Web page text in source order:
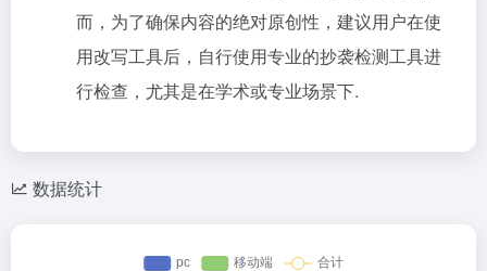
而，为了确保内容的绝对原创性，建议用户在使
用改写工具后，自行使用专业的抄袭检测工具进
行检查，尤其是在学术或专业场景下.
数据统计